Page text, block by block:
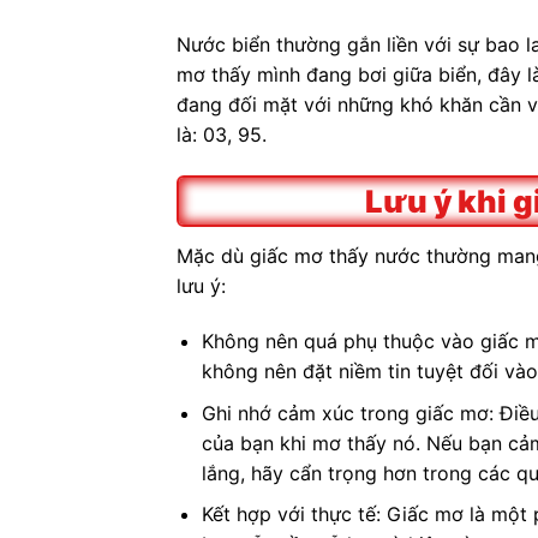
Nước biển thường gắn liền với sự bao
mơ thấy mình đang bơi giữa biển, đây
đang đối mặt với những khó khăn cần
là: 03, 95.
Lưu ý khi
Mặc dù giấc mơ thấy nước thường
lưu ý:
Không nên quá phụ thuộc vào giấc
không nên đặt niềm tin tuyệt đối
Ghi nhớ cảm xúc trong giấc mơ:
của bạn khi mơ thấy nó. Nếu bạn
lắng, hãy cẩn trọng hơn trong các
Kết hợp với thực tế: Giấc mơ là